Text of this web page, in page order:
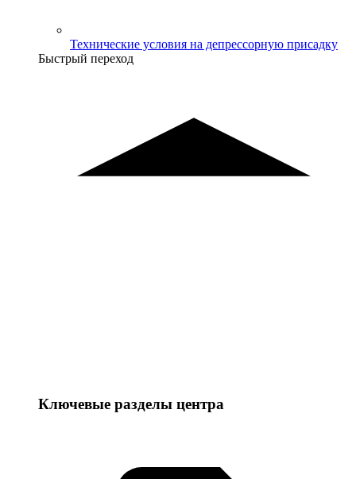
Технические условия на депрессорную присадку
Быстрый переход
Ключевые разделы центра